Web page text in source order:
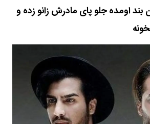
بند اومده جلو پای مادرش زانو زده و